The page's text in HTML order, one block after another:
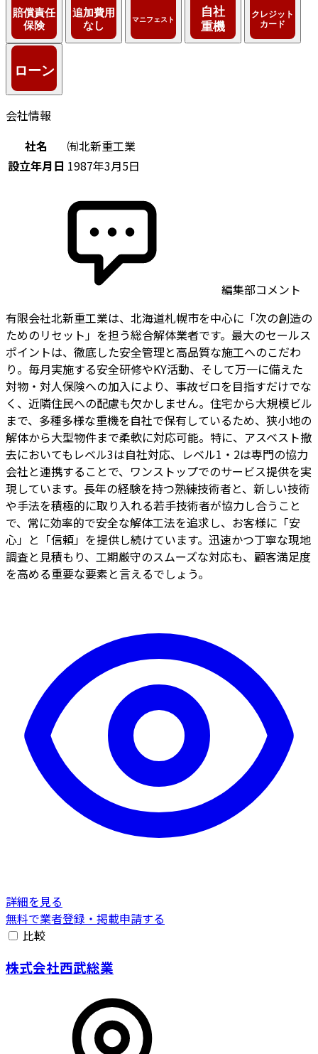
会社情報
社名
㈲北新重工業
設立年月日 1987年3月5日
編集部コメント
有限会社北新重工業は、北海道札幌市を中心に「次の創造の
ためのリセット」を担う総合解体業者です。最大のセールス
ポイントは、徹底した安全管理と高品質な施工へのこだわ
り。毎月実施する安全研修やKY活動、そして万一に備えた
対物・対人保険への加入により、事故ゼロを目指すだけでな
く、近隣住民への配慮も欠かしません。住宅から大規模ビル
まで、多種多様な重機を自社で保有しているため、狭小地の
解体から大型物件まで柔軟に対応可能。特に、アスベスト撤
去においてもレベル3は自社対応、レベル1・2は専門の協力
会社と連携することで、ワンストップでのサービス提供を実
現しています。長年の経験を持つ熟練技術者と、新しい技術
や手法を積極的に取り入れる若手技術者が協力し合うこと
で、常に効率的で安全な解体工法を追求し、お客様に「安
心」と「信頼」を提供し続けています。迅速かつ丁寧な現地
調査と見積もり、工期厳守のスムーズな対応も、顧客満足度
を高める重要な要素と言えるでしょう。
詳細を見る
無料で業者登録・掲載申請する
比較
株式会社西武総業